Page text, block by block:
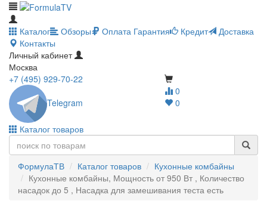
Каталог Обзоры Оплата Гарантия Кредит
Доставка
Контакты
Личный кабинет
Москва
0
0
+7 (495) 929-70-22
Telegram
Каталог товаров
ФормулаТВ Каталог товаров
Кухонные комбайны
Кухонные комбайны, Мощность от 950 Вт , Количество
насадок до 5 , Насадка для замешивания теста есть